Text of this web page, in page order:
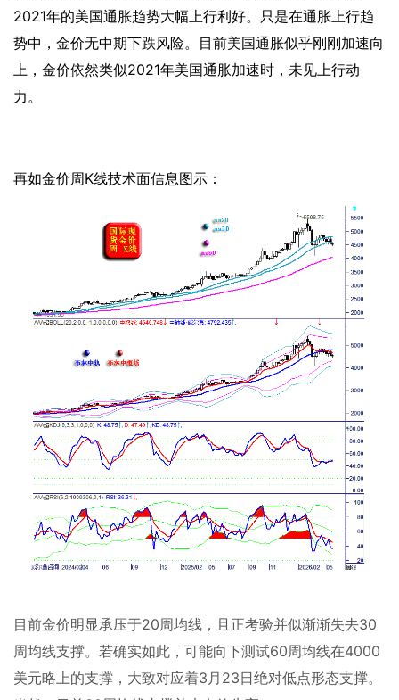
2021年的美国通胀趋势大幅上行利好。只是在通胀上行趋
势中，金价无中期下跌风险。目前美国通胀似乎刚刚加速向
上，金价依然类似2021年美国通胀加速时，未见上行动
力。
再如金价周K线技术面信息图示：
目前金价明显承压于20周均线，且正考验并似渐渐失去30
周均线支撑。若确实如此，可能向下测试60周均线在4000
美元略上的支撑，大致对应着3 月 23日绝对低点形态支撑。